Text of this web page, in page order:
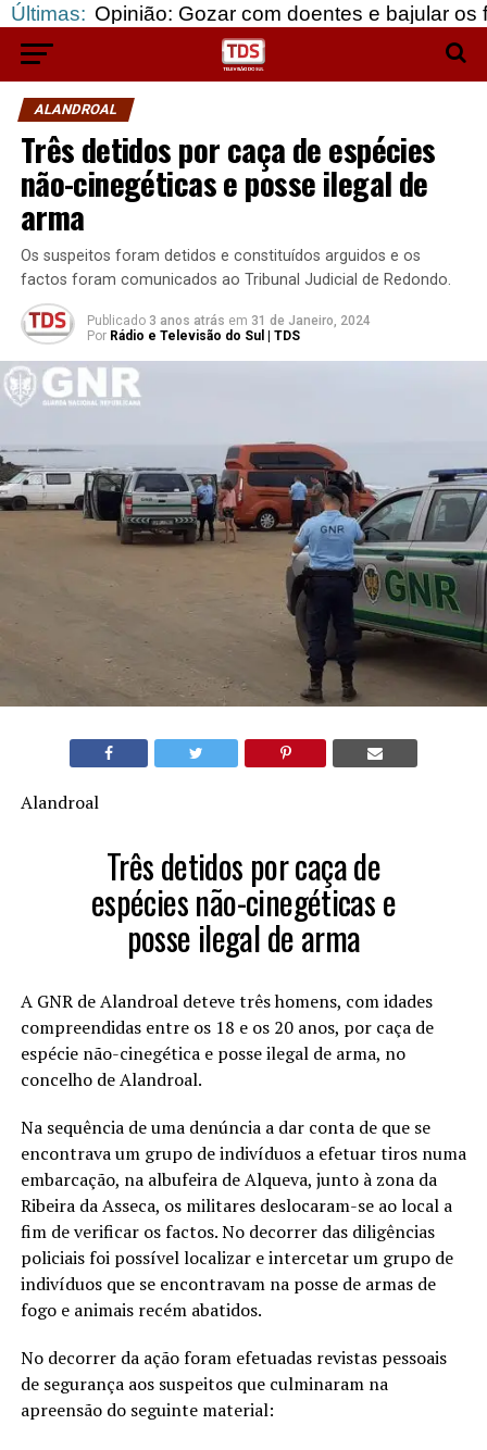
Últimas:Gozar com doentes e bajular os fortes…
ALANDROAL
Três detidos por caça de espécies
não-cinegéticas e posse ilegal de
arma
Os suspeitos foram detidos e constituídos arguidos e os
factos foram comunicados ao Tribunal Judicial de Redondo.
Publicado 3 anos atrás em 31 de Janeiro, 2024
Por Rádio e Televisão do Sul | TDS
Alandroal
Três detidos por caça de
espécies não-cinegéticas e
posse ilegal de arma
A GNR de Alandroal deteve três homens, com idades
compreendidas entre os 18 e os 20 anos, por caça de
espécie não-cinegética e posse ilegal de arma, no
concelho de Alandroal.
Na sequência de uma denúncia a dar conta de que se
encontrava um grupo de indivíduos a efetuar tiros numa
embarcação, na albufeira de Alqueva, junto à zona da
Ribeira da Asseca, os militares deslocaram-se ao local a
fim de verificar os factos. No decorrer das diligências
policiais foi possível localizar e intercetar um grupo de
indivíduos que se encontravam na posse de armas de
fogo e animais recém abatidos.
No decorrer da ação foram efetuadas revistas pessoais
de segurança aos suspeitos que culminaram na
apreensão do seguinte material: